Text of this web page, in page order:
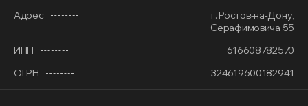
Адрес
г. Ростов-на-Дону,
Серафимовича 55
ИНН
616608782570
ОГРН
324619600182941